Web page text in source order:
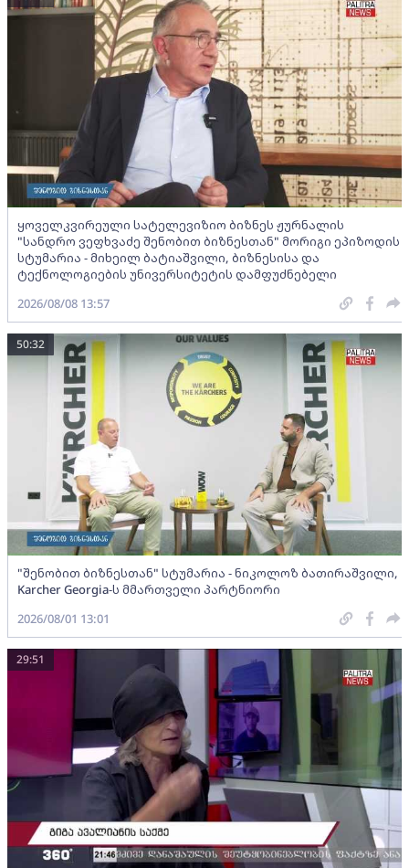
ყოველკვირეული სატელევიზიო ბიზნეს ჟურნალის
"სანდრო ვეფხვაძე შენობით ბიზნესთან" მორიგი ეპიზოდის
სტუმარია - მიხეილ ბატიაშვილი, ბიზნესისა და
ტექნოლოგიების უნივერსიტეტის დამფუძნებელი
2026/08/08 13:57
"შენობით ბიზნესთან" სტუმარია - ნიკოლოზ ბათირაშვილი,
Karcher Georgia-ს მმართველი პარტნიორი
50:32
2026/08/01 13:01
29:51